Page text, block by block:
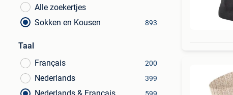
Alle zoekertjes
Sokken en Kousen
893
Taal
Français
200
Nederlands 399